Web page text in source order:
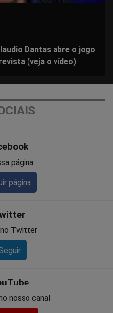
Dantas abre o jogo
(veja o vídeo)
página
página
no Twitter
nosso canal